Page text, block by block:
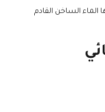
الماء الساخن القادم